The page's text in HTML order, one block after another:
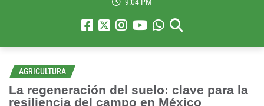
9:04 PM
AGRICULTURA
La regeneración del suelo: clave para la
resiliencia del campo en México